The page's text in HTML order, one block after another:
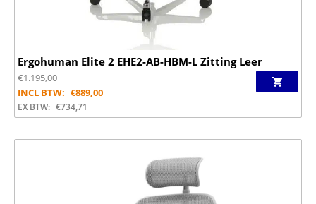
Ergohuman Elite 2 EHE2-AB-HBM-L Zitting Leer
€1.195,00
INCL BTW: €889,00
EX BTW: €734,71